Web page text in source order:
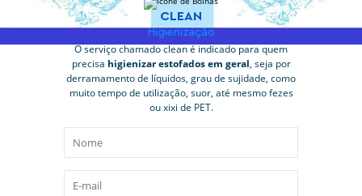
CLEAN
Higienização
O serviço chamado clean é indicado para quem
precisa higienizar estofados em geral, seja por
derramamento de líquidos, grau de sujidade, como
muito tempo de utilização, suor, até mesmo fezes
ou xixi de PET.